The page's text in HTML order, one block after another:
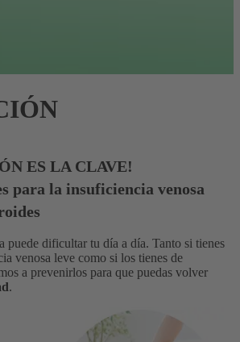
ES LA CLAVE!
para la insuficiencia venosa
puede dificultar tu día a día. Tanto si tienes
venosa leve como si los tienes de
a prevenirlos para que puedas volver
.